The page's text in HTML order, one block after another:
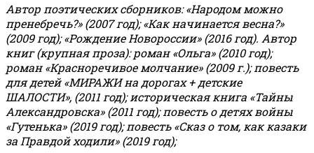
Автор поэтических сборников: «Народом можно
пренебречь?» (2007 год); «Как начинается весна?»
(2009 год); «Рождение Новороссии» (2016 год). Автор
книг (крупная проза): роман «Ольга» (2010 год);
роман «Красноречивое молчание» (2009 г.); повесть
для детей «МИРАЖИ на дорогах + детские
ШАЛОСТИ», (2011 год); историческая книга «Тайны
Александровска» (2011 год); повесть о детях войны
«Гутенька» (2019 год); повесть «Сказ о том, как казаки
за Правдой ходили» (2019 год);